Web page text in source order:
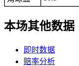
本场其他数据
即时数据
赔率分析